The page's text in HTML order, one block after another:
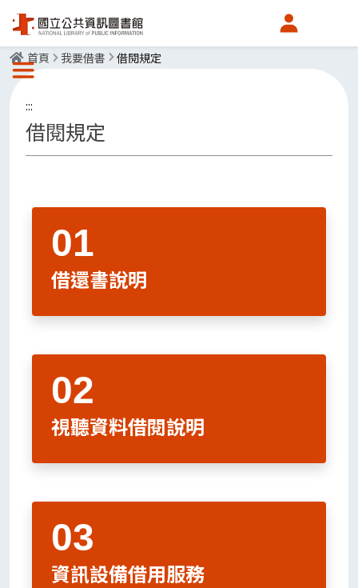
會員中心
選單按鈕
首頁 我要借書 借閱規定
:::
借閱規定
借還書說明
視聽資料借閱說明
資訊設備借用服務